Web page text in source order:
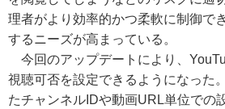
理者がより効率的かつ柔軟に制御で
するニーズが高まっている。
今回のアップデートにより、
視聴可否を設定できるようになった
たチャンネルIDや動画URL単位での